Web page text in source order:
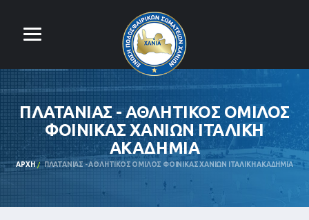
ΠΛΑΤΑΝΙΑΣ - ΑΘΛΗΤΙΚΟΣ ΟΜΙΛΟΣ
ΦΟΙΝΙΚΑΣ ΧΑΝΙΩΝ ΙΤΑΛΙΚΗ
ΑΚΑΔΗΜΙΑ
ΑΡΧΉ ΠΛΑΤΑΝΙΑΣ - ΑΘΛΗΤΙΚΟΣ ΟΜΙΛΟΣ ΦΟΙΝΙΚΑΣ ΧΑΝΙΩΝ ΙΤΑΛΙΚΗ ΑΚΑΔΗΜΙΑ